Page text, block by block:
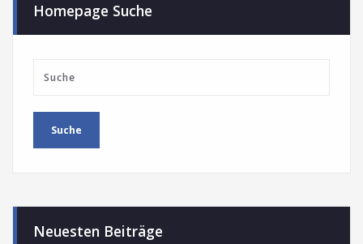
Homepage Suche
Neuesten Beiträge